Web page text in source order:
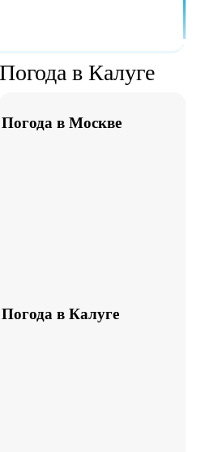
Погода в Калуге
Погода в Москве
Погода в Калуге